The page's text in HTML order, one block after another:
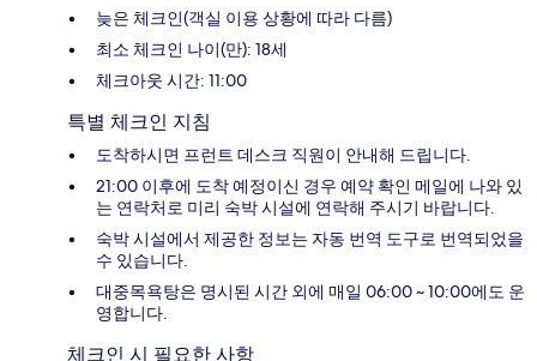
늦은 체크인(객실 이용 상황에 따라 다름)
최소 체크인 나이(만): 18세
체크아웃 시간: 11:00
특별 체크인 지침
도착하시면 프런트 데스크 직원이 안내해 드립니다.
21:00 이후에 도착 예정이신 경우 예약 확인 메일에 나와 있
는 연락처로 미리 숙박 시설에 연락해 주시기 바랍니다.
숙박 시설에서 제공한 정보는 자동 번역 도구로 번역되었을
수 있습니다.
대중목욕탕은 명시된 시간 외에 매일 06:00 ~ 10:00에도 운
영합니다.
체크인 시 필요한 사항